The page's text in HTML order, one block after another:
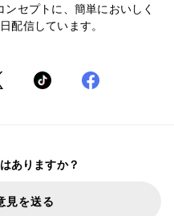
ンセプトに、簡単においしく
配信しています。
ありますか？
見を送る